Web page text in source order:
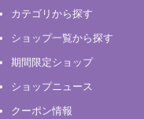
カテゴリから探す
ショップ一覧から探す
期間限定ショップ
ショップニュース
クーポン情報